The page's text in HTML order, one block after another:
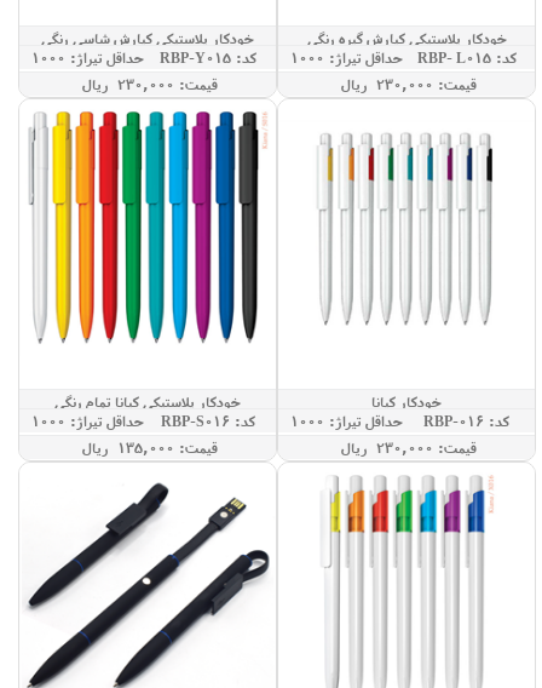
خودکار پلاستیکی کیارش گیره رنگی
کد: RBP- L015
حداقل تيراژ: 1000
قيمت: 230,000 ريال
خودکار پلاستیکی کیارش شاسی رنگی
کد: RBP-Y015
حداقل تيراژ: 1000
قيمت: 230,000 ريال
خودکار کیانا
کد: RBP-016
حداقل تيراژ: 1000
قيمت: 230,000 ريال
خودکار پلاستیکی کیانا تمام رنگی
کد: RBP-S016
حداقل تيراژ: 1000
قيمت: 135,000 ريال